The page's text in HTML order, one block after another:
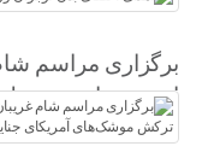
برگزاری مراسم شام
اسدی نژاد» در
آمریکای جنایتکار به